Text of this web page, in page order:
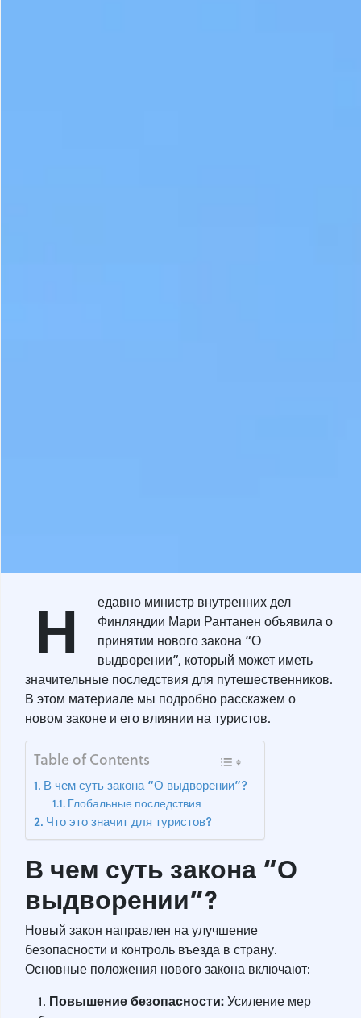
Н
едавно министр внутренних дел
Финляндии Мари Рантанен объявила о
принятии нового закона “О
выдворении”, который может иметь
значительные последствия для путешественников.
В этом материале мы подробно расскажем о
новом законе и его влиянии на туристов.
Table of Contents
В чем суть закона “О выдворении”?
Глобальные последствия
Что это значит для туристов?
В чем суть закона “О
выдворении”?
Новый закон направлен на улучшение
безопасности и контроль въезда в страну.
Основные положения нового закона включают:
Повышение безопасности:Усиление мер